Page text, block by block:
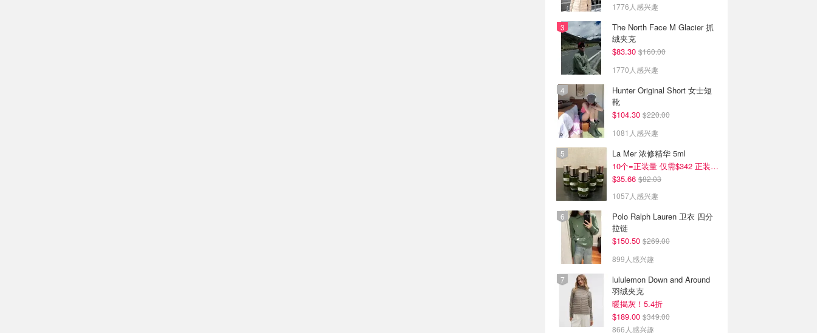
1776人感兴趣
The North Face M Glacier 抓
绒夹克
$83.30 $160.00
1770人感兴趣
Hunter Original Short 女士短
靴
$104.30 $220.00
1081人感兴趣
La Mer 浓修精华 5ml
10个=正装量 仅需$342 正装半价！
$35.66 $82.03
1057人感兴趣
Polo Ralph Lauren 卫衣 四分
拉链
$150.50 $269.00
899人感兴趣
lululemon Down and Around
羽绒夹克
暖揭灰！5.4折
$189.00 $349.00
866人感兴趣